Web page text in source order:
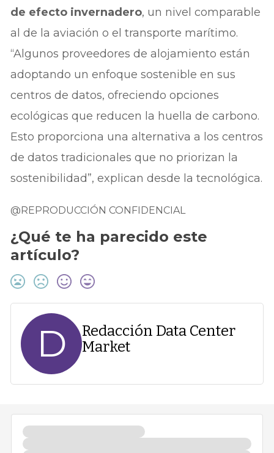
de efecto invernadero, un nivel comparable
al de la aviación o el transporte marítimo.
“Algunos proveedores de alojamiento están
adoptando un enfoque sostenible en sus
centros de datos, ofreciendo opciones
ecológicas que reducen la huella de carbono.
Esto proporciona una alternativa a los centros
de datos tradicionales que no priorizan la
sostenibilidad”, explican desde la tecnológica.
@REPRODUCCIÓN CONFIDENCIAL
¿Qué te ha parecido este
artículo?
D
Redacción Data Center
Market